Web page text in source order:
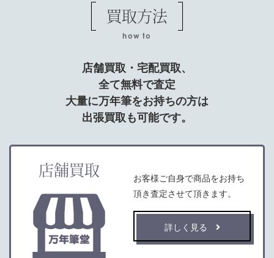
買取方法
how to
店舗買取・宅配買取、
全て無料で査定
大量に万年筆をお持ちの方は
出張買取も可能です。
店舗買取
お客様ご自身で商品をお持ち
頂き査定させて頂きます。
詳しく見る